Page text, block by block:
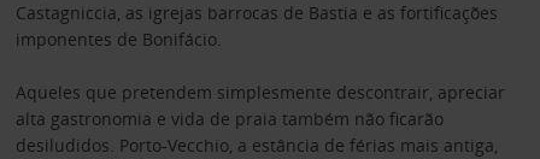
Castagniccia, as igrejas barrocas de Bastia e as fortificações
imponentes de Bonifácio.
Aqueles que pretendem simplesmente descontrair, apreciar
alta gastronomia e vida de praia também não ficarão
desiludidos. Porto-Vecchio, a estância de férias mais antiga,